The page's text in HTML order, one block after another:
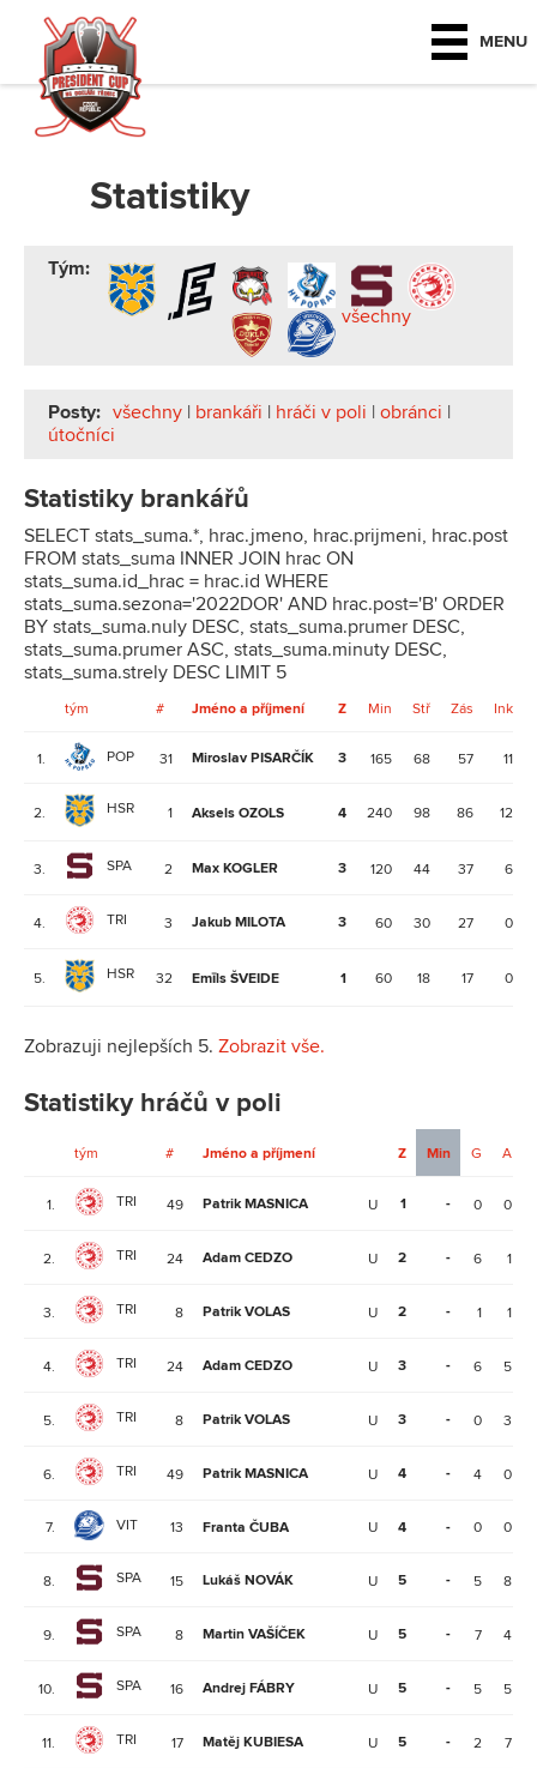
MENU
Statistiky
Tým:
všechny
Posty: všechny | brankáři | hráči v poli | obránci |
útočníci
Statistiky brankářů
SELECT stats_suma.*, hrac.jmeno, hrac.prijmeni, hrac.post
FROM stats_suma INNER JOIN hrac ON
stats_suma.id_hrac = hrac.id WHERE
stats_suma.sezona='2022DOR' AND hrac.post='B' ORDER
BY stats_suma.nuly DESC, stats_suma.prumer DESC,
stats_suma.prumer ASC, stats_suma.minuty DESC,
stats_suma.strely DESC LIMIT 5
tým # Jméno a příjmení Z Min Stř Zás Ink
1. POP 31 Miroslav PISARČÍK 3 165 68 57 11
2. HSR 1 Aksels OZOLS 4 240 98 86 12
3. SPA 2 Max KOGLER 3 120 44 37 6
4. TRI 3 Jakub MILOTA 3 60 30 27 0
5. HSR 32 Emīls ŠVEIDE 1 60 18 17 0
Zobrazuji nejlepších 5. Zobrazit vše.
Statistiky hráčů v poli
tým # Jméno a příjmení Z Min G A
1. TRI 49 Patrik MASNICA U 1 - 0 0
2. TRI 24 Adam CEDZO U 2 - 6 1
3. TRI 8 Patrik VOLAS U 2 - 1 1
4. TRI 24 Adam CEDZO U 3 - 6 5
5. TRI 8 Patrik VOLAS U 3 - 0 3
6. TRI 49 Patrik MASNICA U 4 - 4 0
7. VIT 13 Franta ČUBA U 4 - 0 0
8. SPA 15 Lukáš NOVÁK U 5 - 5 8
9. SPA 8 Martin VAŠÍČEK U 5 - 7 4
10. SPA 16 Andrej FÁBRY U 5 - 5 5
11. TRI 17 Matěj KUBIESA U 5 - 2 7